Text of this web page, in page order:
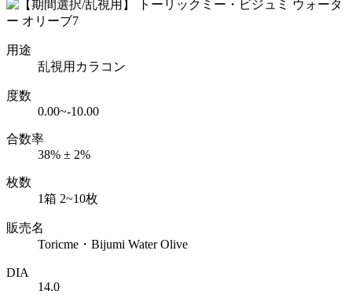
用途
乱視用カラコン
度数
0.00~-10.00
合数率
38% ± 2%
枚数
1箱 2~10枚
販売名
Toricme・Bijumi Water Olive
DIA
14.0